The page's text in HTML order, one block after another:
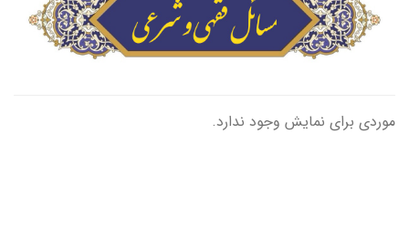
موردی برای نمایش وجود ندارد.